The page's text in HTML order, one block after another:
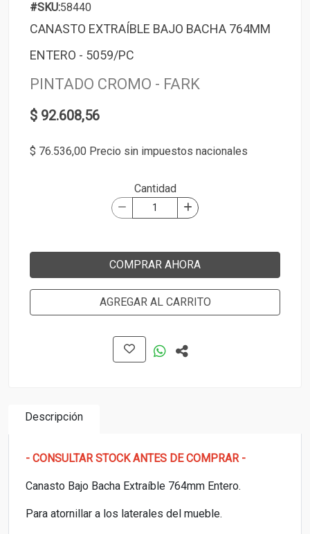
#SKU:58440
CANASTO EXTRAÍBLE BAJO BACHA 764MM
ENTERO - 5059/PC
PINTADO CROMO - FARK
$ 92.608,56
$ 76.536,00 Precio sin impuestos nacionales
Cantidad
COMPRAR AHORA
AGREGAR AL CARRITO
Descripción
- CONSULTAR STOCK ANTES DE COMPRAR -
Canasto Bajo Bacha Extraíble 764mm Entero.
Para atornillar a los laterales del mueble.